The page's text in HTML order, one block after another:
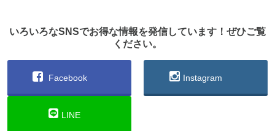
いろいろなSNSでお得な情報を発信しています！ぜひご覧
ください。
Facebook Instagram
LINE